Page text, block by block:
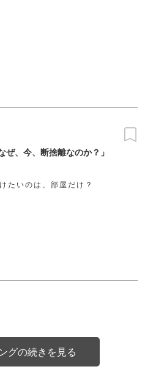
、今、断捨離なのか？」
たいのは、部屋だけ？
グの続きを見る